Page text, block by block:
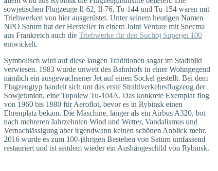
sowjetischen Flugzeuge Il-62, Il-76, Tu-144 und Tu-154 waren mit
Triebwerken von hier ausgerüstet. Unter seinem heutigen Namen
NPO Saturn hat der Hersteller in einem Joint Venture mit Snecma
aus Frankreich auch die Triebwerke für den Suchoj Superjet 100
entwickelt.
Symbolisch wird auf diese langen Traditionen sogar im Stadtbild
verwiesen. 1983 wurde unweit des Bahnhofs in einer Wohngegend
nämlich ein ausgewachsener Jet auf einen Sockel gestellt. Bei dem
Flugzeugtyp handelt sich um das erste Strahlverkehrsflugzeug der
Sowjetunion, eine Tupolew Tu-104A. Das konkrete Exemplar flog
von 1960 bis 1980 für Aeroflot, bevor es in Rybinsk einen
Ehrenplatz bekam. Die Maschine, länger als ein Airbus A320, bot
nach mehreren Jahrzehnten Wind und Wetter, Vandalismus und
Vernachlässigung aber irgendwann keinen schönen Anblick mehr.
2016 wurde es zum 100-jährigen Bestehen von Saturn umfassend
restauriert und ist seitdem wieder ein Aushängeschild von Rybinsk.